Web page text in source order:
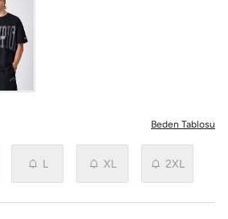
Beden Tablosu
L XL 2XL